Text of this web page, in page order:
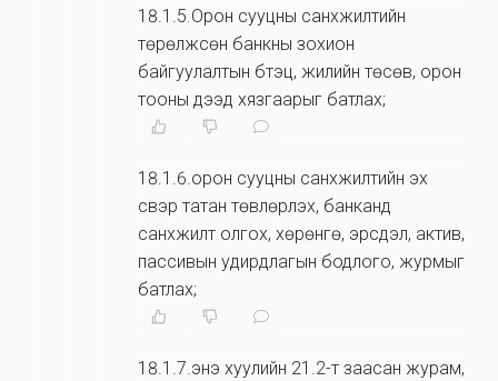
18.1.5.Орон сууцны санхүүжилтийн
төрөлжсөн банкны зохион
байгуулалтын бүтэц, жилийн төсөв, орон
тооны дээд хязгаарыг батлах;
18.1.6.орон сууцны санхүүжилтийн эх
үүсвэр татан төвлөрүүлэх, банканд
санхүүжилт олгох, хөрөнгө, эрсдэл, актив,
пассивын удирдлагын бодлого, журмыг
батлах;
18.1.7.энэ хуулийн 21.2-т заасан журам,